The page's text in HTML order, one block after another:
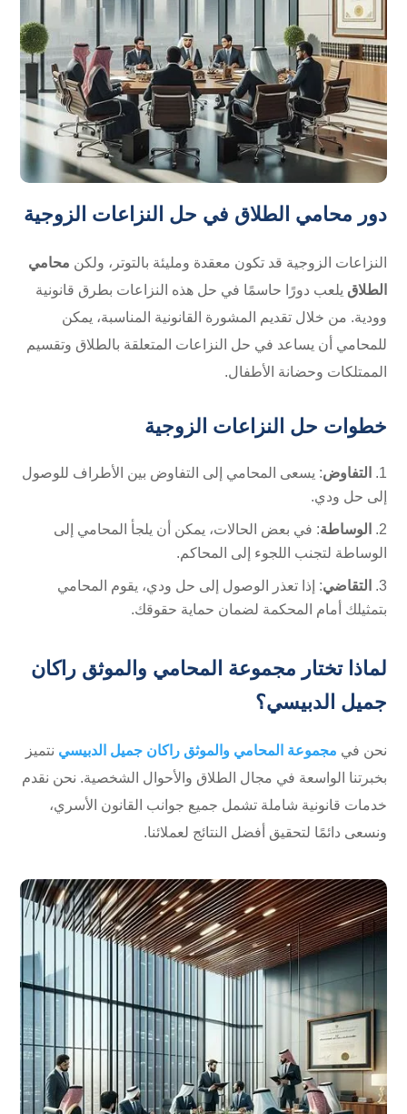
دور محامي الطلاق في حل النزاعات الزوجية
النزاعات الزوجية قد تكون معقدة ومليئة بالتوتر، ولكن محامي
الطلاق يلعب دورًا حاسمًا في حل هذه النزاعات بطرق قانونية
وودية. من خلال تقديم المشورة القانونية المناسبة، يمكن
للمحامي أن يساعد في حل النزاعات المتعلقة بالطلاق وتقسيم
الممتلكات وحضانة الأطفال.
خطوات حل النزاعات الزوجية
التفاوض: يسعى المحامي إلى التفاوض بين الأطراف للوصول
إلى حل ودي.
الوساطة: في بعض الحالات، يمكن أن يلجأ المحامي إلى
الوساطة لتجنب اللجوء إلى المحاكم.
التقاضي: إذا تعذر الوصول إلى حل ودي، يقوم المحامي
بتمثيلك أمام المحكمة لضمان حماية حقوقك.
لماذا تختار مجموعة المحامي والموثق راكان
جميل الدبيسي؟
نحن في مجموعة المحامي والموثق راكان جميل الدبيسي نتميز
بخبرتنا الواسعة في مجال الطلاق والأحوال الشخصية. نحن نقدم
خدمات قانونية شاملة تشمل جميع جوانب القانون الأسري،
ونسعى دائمًا لتحقيق أفضل النتائج لعملائنا.